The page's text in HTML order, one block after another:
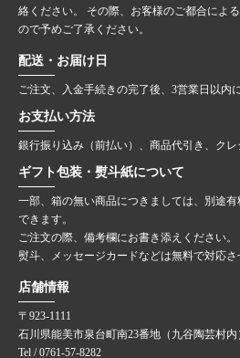
絡ください。 その際、お客様のご都合によ
ので予めご了承ください。
配送・お届け日
ご注文、入金手続きの完了後、3営業日以内
お支払い方法
銀行振り込み（前払い）、商品代引き、ク
ギフト包装・熨斗紙について
一部、箱の無い商品につきましては、別途
できます。
ご注文の際、備考欄にお書き添えください。
熨斗、メッセージカードなどは無料で対応さ
店舗情報
〒923-1111
石川県能美市泉台町南23番地（九谷陶芸村内
Tel / 0761-57-8282